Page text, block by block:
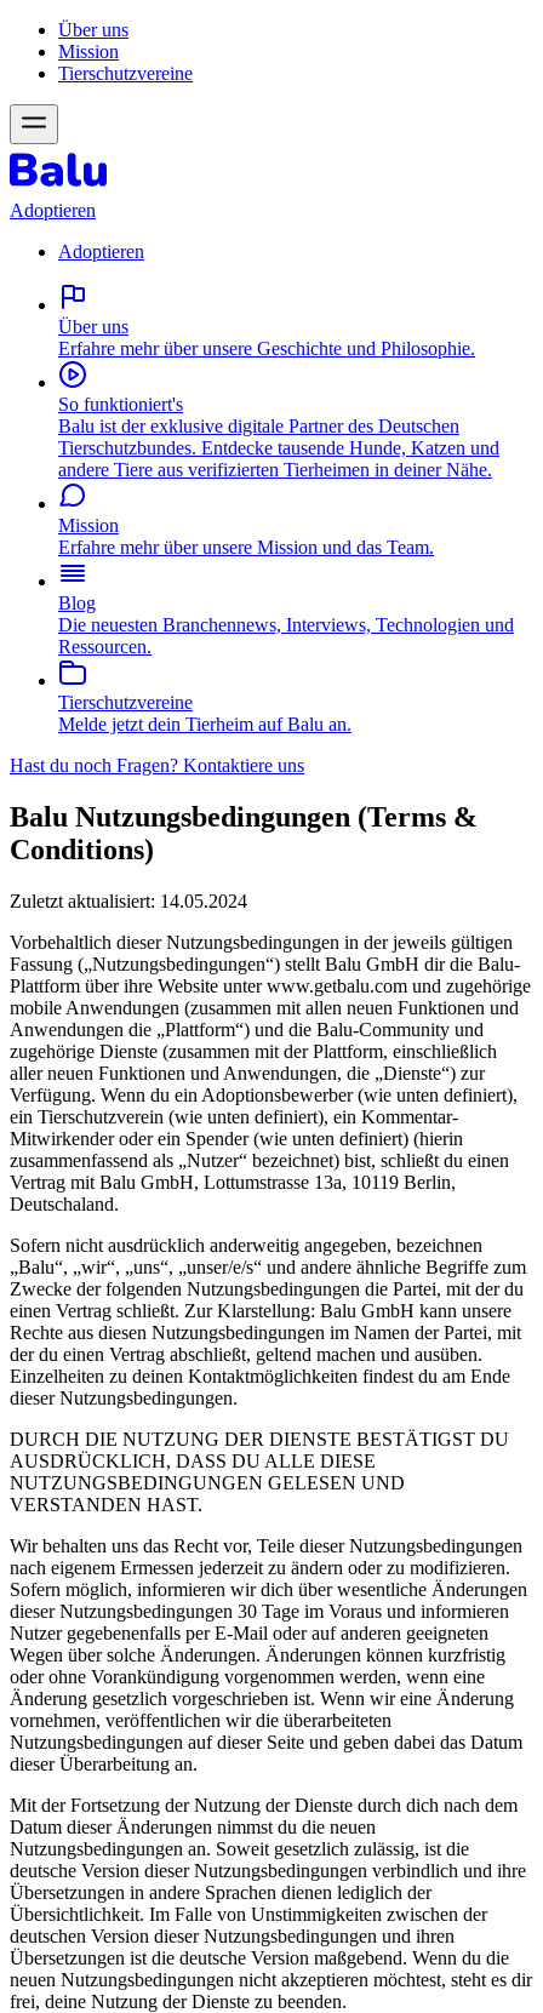
Über uns
Mission
Tierschutzvereine
Adoptieren
Adoptieren
Über uns
Erfahre mehr über unsere Geschichte und Philosophie.
So funktioniert's
Balu ist der exklusive digitale Partner des Deutschen
Tierschutzbundes. Entdecke tausende Hunde, Katzen und
andere Tiere aus verifizierten Tierheimen in deiner Nähe.
Mission
Erfahre mehr über unsere Mission und das Team.
Blog
Die neuesten Branchennews, Interviews, Technologien und
Ressourcen.
Tierschutzvereine
Melde jetzt dein Tierheim auf Balu an.
Hast du noch Fragen? Kontaktiere uns
Balu Nutzungsbedingungen (Terms &
Conditions)
Zuletzt aktualisiert: 14.05.2024
Vorbehaltlich dieser Nutzungsbedingungen in der jeweils gültigen
Fassung („Nutzungsbedingungen“) stellt Balu GmbH dir die Balu-
Plattform über ihre Website unter www.getbalu.com und zugehörige
mobile Anwendungen (zusammen mit allen neuen Funktionen und
Anwendungen die „Plattform“) und die Balu-Community und
zugehörige Dienste (zusammen mit der Plattform, einschließlich
aller neuen Funktionen und Anwendungen, die „Dienste“) zur
Verfügung. Wenn du ein Adoptionsbewerber (wie unten definiert),
ein Tierschutzverein (wie unten definiert), ein Kommentar-
Mitwirkender oder ein Spender (wie unten definiert) (hierin
zusammenfassend als „Nutzer“ bezeichnet) bist, schließt du einen
Vertrag mit Balu GmbH, Lottumstrasse 13a, 10119 Berlin,
Deutschaland.
Sofern nicht ausdrücklich anderweitig angegeben, bezeichnen
„Balu“, „wir“, „uns“, „unser/e/s“ und andere ähnliche Begriffe zum
Zwecke der folgenden Nutzungsbedingungen die Partei, mit der du
einen Vertrag schließt. Zur Klarstellung: Balu GmbH kann unsere
Rechte aus diesen Nutzungsbedingungen im Namen der Partei, mit
der du einen Vertrag abschließt, geltend machen und ausüben.
Einzelheiten zu deinen Kontaktmöglichkeiten findest du am Ende
dieser Nutzungsbedingungen.
DURCH DIE NUTZUNG DER DIENSTE BESTÄTIGST DU
AUSDRÜCKLICH, DASS DU ALLE DIESE
NUTZUNGSBEDINGUNGEN GELESEN UND
VERSTANDEN HAST.
Wir behalten uns das Recht vor, Teile dieser Nutzungsbedingungen
nach eigenem Ermessen jederzeit zu ändern oder zu modifizieren.
Sofern möglich, informieren wir dich über wesentliche Änderungen
dieser Nutzungsbedingungen 30 Tage im Voraus und informieren
Nutzer gegebenenfalls per E-Mail oder auf anderen geeigneten
Wegen über solche Änderungen. Änderungen können kurzfristig
oder ohne Vorankündigung vorgenommen werden, wenn eine
Änderung gesetzlich vorgeschrieben ist. Wenn wir eine Änderung
vornehmen, veröffentlichen wir die überarbeiteten
Nutzungsbedingungen auf dieser Seite und geben dabei das Datum
dieser Überarbeitung an.
Mit der Fortsetzung der Nutzung der Dienste durch dich nach dem
Datum dieser Änderungen nimmst du die neuen
Nutzungsbedingungen an. Soweit gesetzlich zulässig, ist die
deutsche Version dieser Nutzungsbedingungen verbindlich und ihre
Übersetzungen in andere Sprachen dienen lediglich der
Übersichtlichkeit. Im Falle von Unstimmigkeiten zwischen der
deutschen Version dieser Nutzungsbedingungen und ihren
Übersetzungen ist die deutsche Version maßgebend. Wenn du die
neuen Nutzungsbedingungen nicht akzeptieren möchtest, steht es dir
frei, deine Nutzung der Dienste zu beenden.